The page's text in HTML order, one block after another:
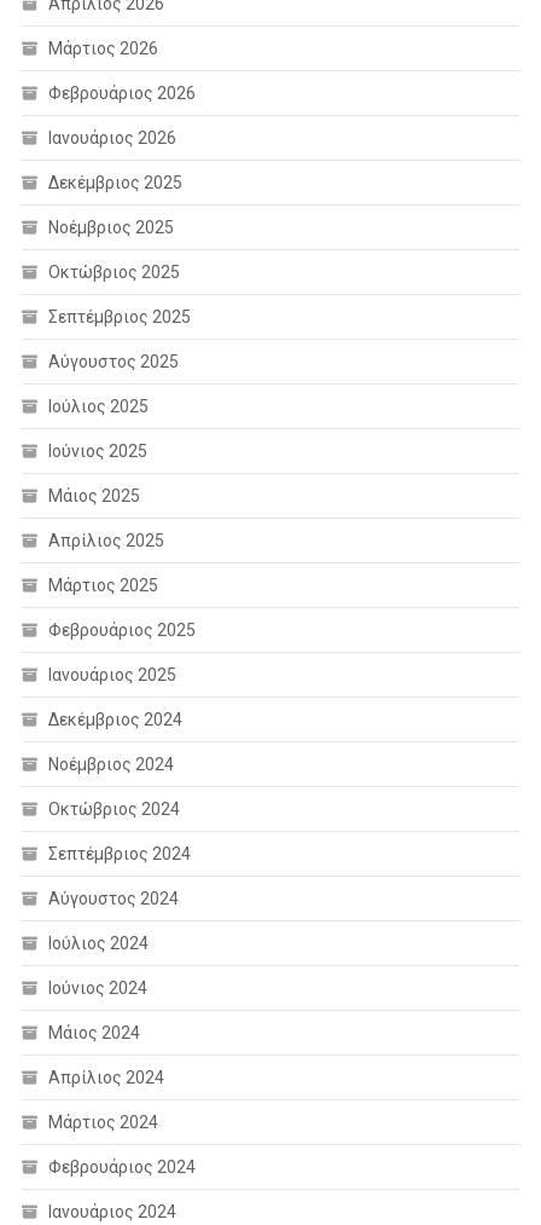
Μάρτιος 2026
Φεβρουάριος 2026
Ιανουάριος 2026
Δεκέμβριος 2025
Νοέμβριος 2025
Οκτώβριος 2025
Σεπτέμβριος 2025
Αύγουστος 2025
Ιούλιος 2025
Ιούνιος 2025
Μάιος 2025
Απρίλιος 2025
Μάρτιος 2025
Φεβρουάριος 2025
Ιανουάριος 2025
Δεκέμβριος 2024
Νοέμβριος 2024
Οκτώβριος 2024
Σεπτέμβριος 2024
Αύγουστος 2024
Ιούλιος 2024
Ιούνιος 2024
Μάιος 2024
Απρίλιος 2024
Μάρτιος 2024
Φεβρουάριος 2024
Ιανουάριος 2024